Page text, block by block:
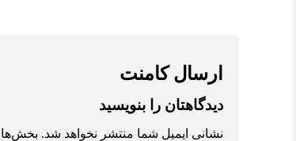
ارسال کامنت
دیدگاهتان را بنویسید
نشانی ایمیل شما منتشر نخواهد شد.